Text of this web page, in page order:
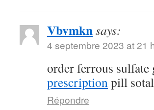
Vbvmknsays:
4 septembre 2023 at 21
order ferrous sulfate
prescriptionpill
Répondre